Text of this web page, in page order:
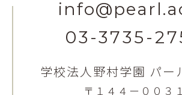
03-3735-
学校法人野村学園 パー
〒１４４ー００３１